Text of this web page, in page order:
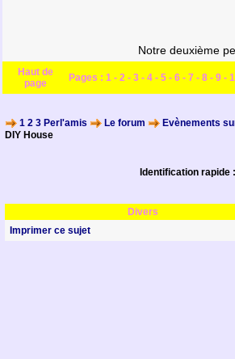
Notre deuxième
Haut de
page
Pages : 1 - 2 - 3 - 4 - 5 - 6 - 7 - 8 - 9 -
1 2 3 Perl'amis Le forum Evènements
DIY House
Identification rapide
Divers
Imprimer ce sujet